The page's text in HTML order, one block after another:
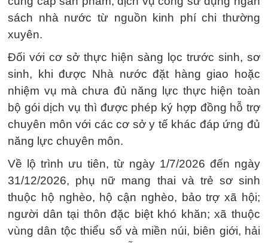
sách nhà nước từ nguồn kinh phí chi thường
xuyên.
Đối với cơ sở thực hiện sàng lọc trước sinh, sơ
sinh, khi được Nhà nước đặt hàng giao hoặc
nhiệm vụ mà chưa đủ năng lực thực hiện toàn
bộ gói dịch vụ thì được phép ký hợp đồng hỗ trợ
chuyên môn với các cơ sở y tế khác đáp ứng đủ
năng lực chuyên môn.
Về lộ trình ưu tiên, từ ngày 1/7/2026 đến ngày
31/12/2026, phụ nữ mang thai và trẻ sơ sinh
thuộc hộ nghèo, hộ cận nghèo, bảo trợ xã hội;
người dân tại thôn đặc biệt khó khăn; xã thuộc
vùng dân tộc thiểu số và miền núi, biên giới, hải